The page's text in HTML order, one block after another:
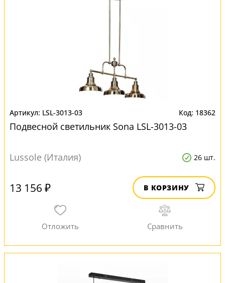
LSL-3013-03 18362
Подвесной светильник Sona LSL-3013-03
Lussole (Италия) 26 шт.
13 156 ₽ В КОРЗИНУ